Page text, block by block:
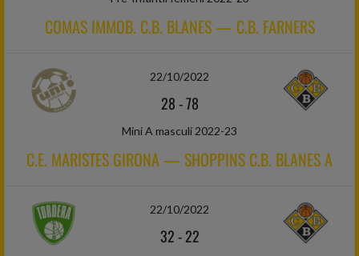
COMAS IMMOB. C.B. BLANES — C.B. FARNERS
22/10/2022
28-78
Mini A masculí 2022-23
C.E. MARISTES GIRONA — SHOPPINS C.B. BLANES A
22/10/2022
32-22